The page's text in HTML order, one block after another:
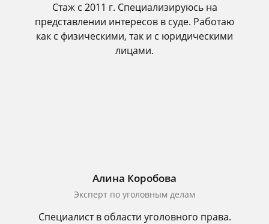
Стаж с 2011 г. Специализируюсь на
представлении интересов в суде. Работаю
как с физическими, так и с юридическими
лицами.
Алина Коробова
Эксперт по уголовным делам
Специалист в области уголовного права.